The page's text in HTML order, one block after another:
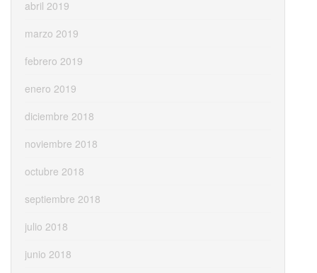
abril 2019
marzo 2019
febrero 2019
enero 2019
diciembre 2018
noviembre 2018
octubre 2018
septiembre 2018
julio 2018
junio 2018